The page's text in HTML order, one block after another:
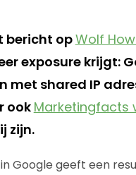
bericht opWolf
exposure krijgt:
shared IP
ook Marketingfacts
zijn.
in Google geeft een